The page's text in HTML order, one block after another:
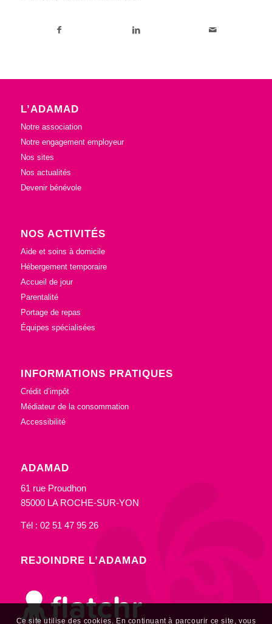
L’ADAMAD
Notre association
Notre engagement employeur
Nos sites
Nos actualités
Devenir bénévole
NOS ACTIVITÉS
Aide et soins à domicile
Hébergement temporaire
Accueil de jour
Parentalité
Portage de repas
Équipes spécialisées
INFORMATIONS PRATIQUES
Crédit d’impôt
Médiateur de la consommation
Accessibilité
ADAMAD
61 rue Proudhon
85000 LA ROCHE-SUR-YON
Tél : 02 51 47 95 26
REJOINDRE L’ADAMAD
Ce site utilise des cookies. En continuant à parcourir ce site, vous